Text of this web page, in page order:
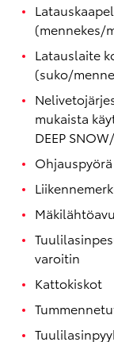
(mennekes/
Latauslaite
(suko/
mukaista
DEEP
varoitin
Kattokiskot